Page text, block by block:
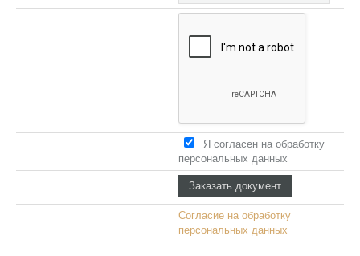
Я согласен на обработку
персональных данных
Согласие на обработку
персональных данных